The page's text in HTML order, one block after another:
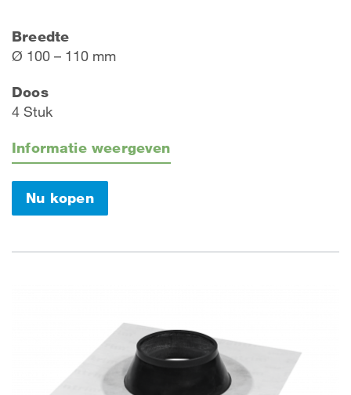
Breedte
Ø 100 – 110 mm
Doos
4 Stuk
Informatie weergeven
Nu kopen